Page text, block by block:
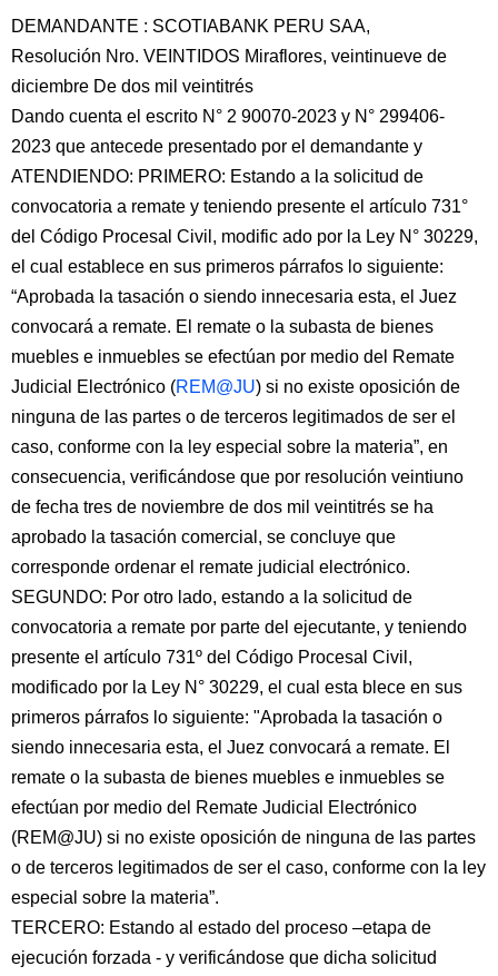
DEMANDANTE : SCOTIABANK PERU SAA,
Resolución Nro. VEINTIDOS Miraflores, veintinueve de
diciembre De dos mil veintitrés
Dando cuenta el escrito N° 2 90070-2023 y N° 299406-
2023 que antecede presentado por el demandante y
ATENDIENDO: PRIMERO: Estando a la solicitud de
convocatoria a remate y teniendo presente el artículo 731°
del Código Procesal Civil, modific ado por la Ley N° 30229,
el cual establece en sus primeros párrafos lo siguiente:
“Aprobada la tasación o siendo innecesaria esta, el Juez
convocará a remate. El remate o la subasta de bienes
muebles e inmuebles se efectúan por medio del Remate
Judicial Electrónico (REM@JU) si no existe oposición de
ninguna de las partes o de terceros legitimados de ser el
caso, conforme con la ley especial sobre la materia”, en
consecuencia, verificándose que por resolución veintiuno
de fecha tres de noviembre de dos mil veintitrés se ha
aprobado la tasación comercial, se concluye que
corresponde ordenar el remate judicial electrónico.
SEGUNDO: Por otro lado, estando a la solicitud de
convocatoria a remate por parte del ejecutante, y teniendo
presente el artículo 731º del Código Procesal Civil,
modificado por la Ley N° 30229, el cual esta blece en sus
primeros párrafos lo siguiente: "Aprobada la tasación o
siendo innecesaria esta, el Juez convocará a remate. El
remate o la subasta de bienes muebles e inmuebles se
efectúan por medio del Remate Judicial Electrónico
(REM@JU) si no existe oposición de ninguna de las partes
o de terceros legitimados de ser el caso, conforme con la ley
especial sobre la materia”.
TERCERO: Estando al estado del proceso –etapa de
ejecución forzada - y verificándose que dicha solicitud